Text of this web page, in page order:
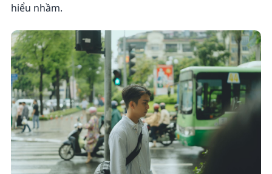
hiểu nhầm.